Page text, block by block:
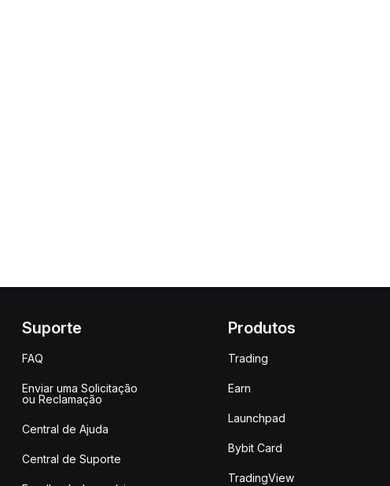
Suporte
FAQ
Enviar uma Solicitação
ou Reclamação
Central de Ajuda
Central de Suporte
Produtos
Trading
Earn
Launchpad
Bybit Card
TradingView